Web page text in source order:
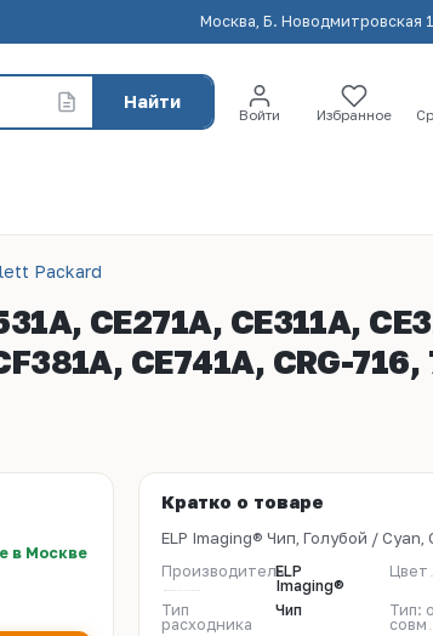
Москва, Б. Новодмитровская
Найти
Войти Избранное
Packard
CE271A, CE311A,
CE741A, CRG-716,
в Москве
Кратко о товаре
ELP Imaging® Чип, Голубой /
ПроизводительELP
Imaging®
Цвет
Тип
расходника
Чип
Тип:
совм